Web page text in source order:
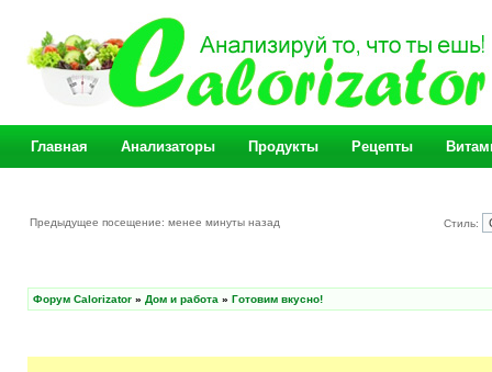
Главная Анализаторы Продукты Рецепты
Предыдущее посещение: менее минуты назад Стиль:
Форум Calorizator » Дом и работа » Готовим вкусно!